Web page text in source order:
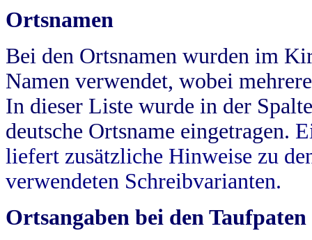
Ortsnamen
Bei den Ortsnamen wurden im
Namen verwendet, wobei
In dieser Liste wurde in der
deutsche Ortsname eingetragen.
liefert zusätzliche Hinweise zu
verwendeten Schreibvarianten.
Ortsangaben bei den Taufpaten